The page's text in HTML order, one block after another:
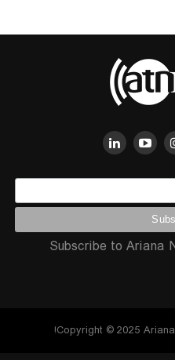
Subscribe to Ariana
Copyright © 2025